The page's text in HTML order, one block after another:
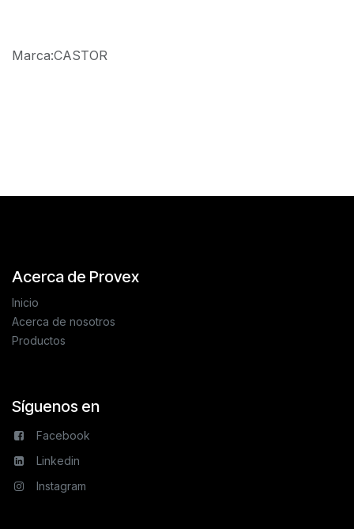
Marca:CASTOR
Acerca de Provex
Inicio
Acerca de nosotros
Productos
Síguenos en
Facebook
Linkedin
Instagram